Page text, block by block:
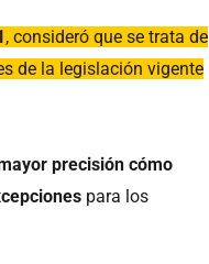
, consideró que se trata de
de la legislación vigente
precisión cómo
para los